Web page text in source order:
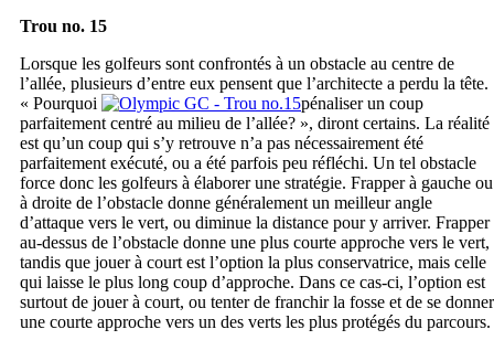
Trou no. 15
Lorsque les golfeurs sont confrontés à un obstacle au centre de
l’allée, plusieurs d’entre eux pensent que l’architecte a perdu la tête.
« Pourquoi
pénaliser un coup
parfaitement centré au milieu de l’allée? », diront certains. La réalité
est qu’un coup qui s’y retrouve n’a pas nécessairement été
parfaitement exécuté, ou a été parfois peu réfléchi. Un tel obstacle
force donc les golfeurs à élaborer une stratégie. Frapper à gauche ou
à droite de l’obstacle donne généralement un meilleur angle
d’attaque vers le vert, ou diminue la distance pour y arriver. Frapper
au-dessus de l’obstacle donne une plus courte approche vers le vert,
tandis que jouer à court est l’option la plus conservatrice, mais celle
qui laisse le plus long coup d’approche. Dans ce cas-ci, l’option est
surtout de jouer à court, ou tenter de franchir la fosse et de se donner
une courte approche vers un des verts les plus protégés du parcours.